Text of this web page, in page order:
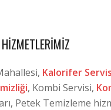
Kalorifer
, Kombi Servisi,
Petek Temizleme